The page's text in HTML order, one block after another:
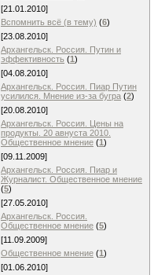
[21.01.2010]
Вспомнить всё (в тему) (6)
[23.08.2010]
Архангельск. Россия. Путин и
эффективность (1)
[04.08.2010]
Архангельск. Россия. Пиар Путин
усилился. Мнение из-за бугра (2)
[20.08.2010]
Архангельск. Россия. Цены на
продукты. 20 авнуста 2010.
Общественное мнение (1)
[09.11.2009]
Архангельск. Россия. Пиар и
Журналист. Общественное мнение
(5)
[27.05.2010]
Архангельск. Россия.
Общественное мнение (5)
[11.09.2009]
Общественное мнение (1)
[01.06.2010]